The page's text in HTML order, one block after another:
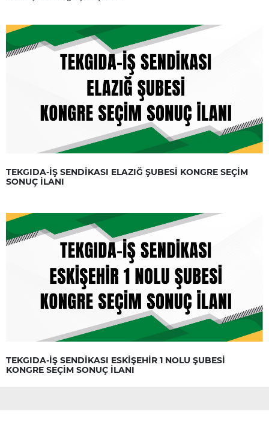
TEKGIDA-İŞ SENDİKASI ELAZIĞ ŞUBESİ KONGRE SEÇİM
SONUÇ İLANI
TEKGIDA-İŞ SENDİKASI ESKİŞEHİR 1 NOLU ŞUBESİ
KONGRE SEÇİM SONUÇ İLANI